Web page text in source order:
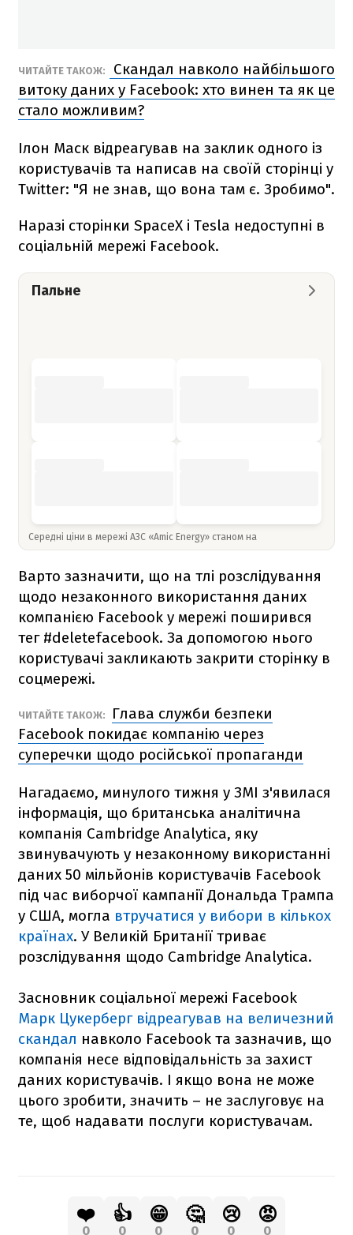
ЧИТАЙТЕ ТАКОЖ:
Скандал навколо найбільшого
витоку даних у Facebook: хто винен та як це
стало можливим?
Ілон Маск відреагував на заклик одного із
користувачів та написав на своїй сторінці у
Twitter: "Я не знав, що вона там є. Зробимо".
Наразі сторінки SpaceX і Tesla недоступні в
соціальній мережі Facebook.
Пальне
Середні ціни в мережі АЗС «Amic Energy» станом на
Варто зазначити, що на тлі розслідування
щодо незаконного використання даних
компанією Facebook у мережі поширився
тег #deletefacebook. За допомогою нього
користувачі закликають закрити сторінку в
соцмережі.
ЧИТАЙТЕ ТАКОЖ:
Глава служби безпеки
Facebook покидає компанію через
суперечки щодо російської пропаганди
Нагадаємо, минулого тижня у ЗМІ з'явилася
інформація, що британська аналітична
компанія Cambridge Analytica, яку
звинувачують у незаконному використанні
даних 50 мільйонів користувачів Facebook
під час виборчої кампанії Дональда Трампа
у США, могла втручатися у вибори в кількох
країнах. У Великій Британії триває
розслідування щодо Cambridge Analytica.
Засновник соціальної мережі Facebook
Марк Цукерберг відреагував на величезний
скандал навколо Facebook та зазначив, що
компанія несе відповідальність за захист
даних користувачів. І якщо вона не може
цього зробити, значить – не заслуговує на
те, щоб надавати послуги користувачам.
❤️
0
👍
0
😁
0
🤔
0
😢
0
😡
0